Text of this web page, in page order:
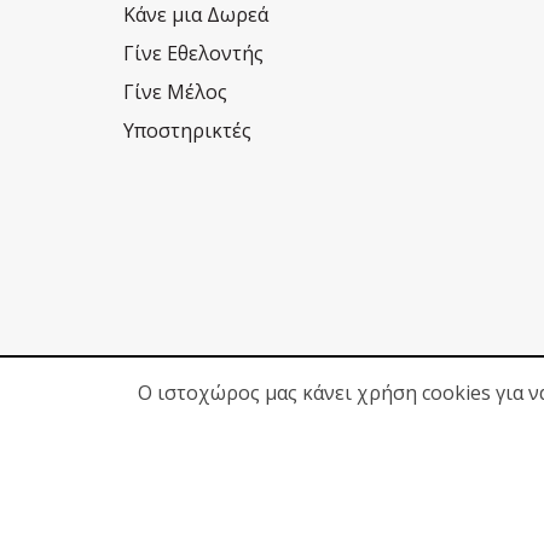
Κάνε μια Δωρεά
Γίνε Εθελοντής
Γίνε Μέλος
Υποστηρικτές
Ο ιστοχώρος μας κάνει χρήση cookies για